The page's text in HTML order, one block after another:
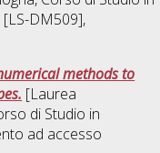
DM509],
methods to
[Laurea
di Studio in
ad accesso